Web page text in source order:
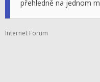
přehledně na jednom
Internet Forum